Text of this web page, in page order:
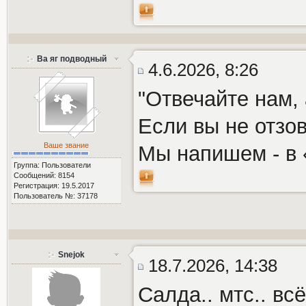
Ва яг подводный
Ваше звание
Группа: Пользователи
Сообщений: 8154
Регистрация: 19.5.2017
Пользователь №: 37178
4.6.2026, 8:26
"Отвечайте нам,
Если вы не
Мы напишем - в
Snejok
18.7.2026, 14:38
Салда.. мтс..